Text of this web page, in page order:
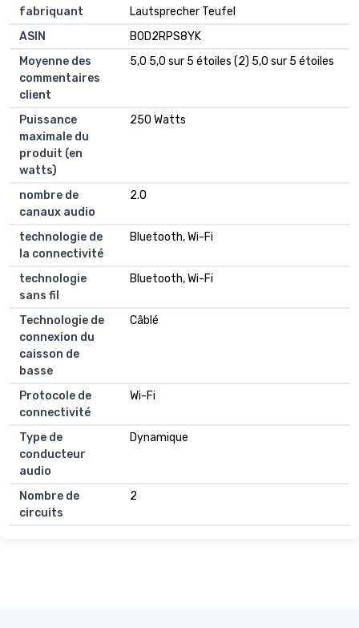
fabriquant
Lautsprecher Teufel
ASIN
B0D2RPS8YK
Moyenne des
commentaires
client
5,0 5,0 sur 5 étoiles (2) 5,0 sur 5 étoiles
Puissance
maximale du
produit (en
watts)
250 Watts
nombre de
canaux audio
2.0
technologie de
la connectivité
Bluetooth, Wi-Fi
technologie
sans fil
Bluetooth, Wi-Fi
Technologie de
connexion du
caisson de
basse
Câblé
Protocole de
connectivité
Wi-Fi
Type de
conducteur
audio
Dynamique
Nombre de
circuits
2